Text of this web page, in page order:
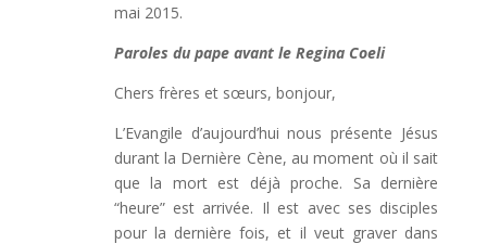
mai 2015.
Paroles du pape avant le Regina Coeli
Chers frères et sœurs, bonjour,
L’Evangile d’aujourd’hui nous présente Jésus
durant la Dernière Cène, au moment où il sait
que la mort est déjà proche. Sa dernière
“heure” est arrivée. Il est avec ses disciples
pour la dernière fois, et il veut graver dans